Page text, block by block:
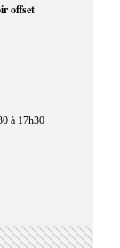
offset
à 17h30